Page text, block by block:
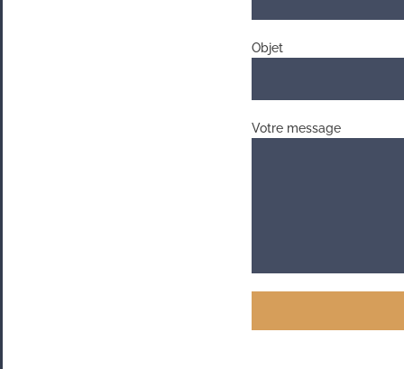
Objet
Votre message